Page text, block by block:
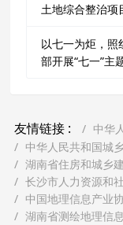
土地综合整治项
以七一为炬，
部开展“七一”主
友情链接 :
中华
中华人民共和国城
湖南省住房和城乡
长沙市人力资源和
中国地理信息产业
湖南省测绘地理信